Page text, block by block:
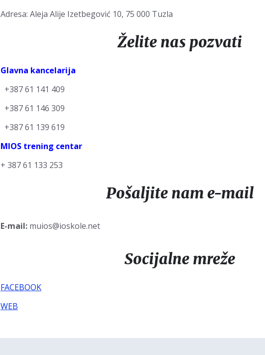
Adresa: Aleja Alije Izetbegović 10, 75 000 Tuzla
Želite nas pozvati
Glavna kancelarija
+387 61 141 409
+387 61 146 309
+387 61 139 619
MIOS trening centar
+ 387 61 133 253
Pošaljite nam e-mail
E-mail: muios@ioskole.net
Socijalne mreže
FACEBOOK
WEB